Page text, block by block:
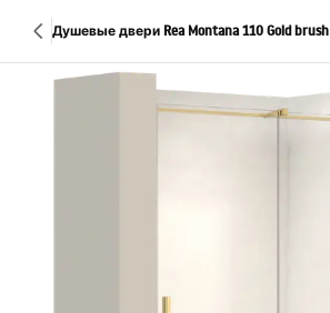
Душевые двери Rea Montana 110 Gold brush